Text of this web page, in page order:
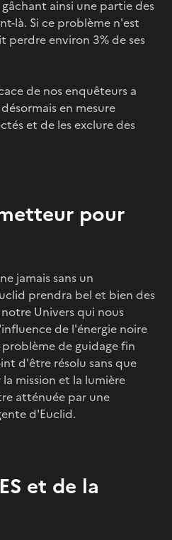
ainsi une partie des
là. Si ce problème n'est
perdre environ 3% de ses
de nos enquêteurs a
en mesure
et de les exclure des
pour
jamais sans un
prendra bel et bien des
Univers qui nous
de l'énergie noire
de guidage fin
d'être résolu sans que
mission et la lumière
atténuée par une
d'Euclid.
et de la